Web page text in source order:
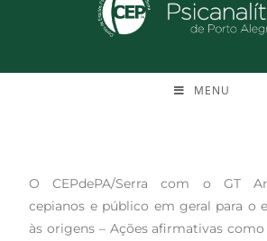
MENU
O CEPdePA/Serra com o GT
cepianos e público em geral para o
às origens – Ações afirmativas